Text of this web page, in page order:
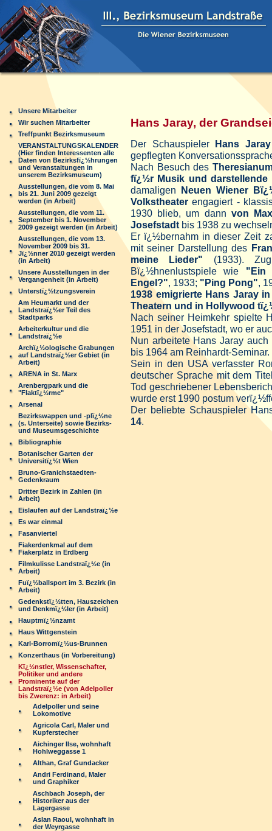
Unsere Mitarbeiter
Wir suchen Mitarbeiter
Treffpunkt Bezirksmuseum
VERANSTALTUNGSKALENDER
(Hier finden Interessenten alle
Daten von Bezirksfï¿½hrungen
und Veranstaltungen in
unserem Bezirksmuseum)
Ausstellungen, die vom 8. Mai
bis 21. Juni 2009 gezeigt
werden (in Arbeit)
Ausstellungen, die vom 11.
September bis 1. November
2009 gezeigt werden (in Arbeit)
Ausstellungen, die vom 13.
November 2009 bis 31.
Jï¿½nner 2010 gezeigt werden
(in Arbeit)
Unsere Ausstellungen in der
Vergangenheit (in Arbeit)
Unterstï¿½tzungsverein
Am Heumarkt und der
Landstraï¿½er Teil des
Stadtparks
Arbeiterkultur und die
Landstraï¿½e
Archï¿½ologische Grabungen
auf Landstraï¿½er Gebiet (in
Arbeit)
ARENA in St. Marx
Arenbergpark und die
"Flaktï¿½rme"
Arsenal
Bezirkswappen und -plï¿½ne
(s. Unterseite) sowie Bezirks-
und Museumsgeschichte
Bibliographie
Botanischer Garten der
Universitï¿½t Wien
Bruno-Granichstaedten-
Gedenkraum
Dritter Bezirk in Zahlen (in
Arbeit)
Eislaufen auf der Landstraï¿½e
Es war einmal
Fasanviertel
Fiakerdenkmal auf dem
Fiakerplatz in Erdberg
Filmkulisse Landstraï¿½e (in
Arbeit)
Fuï¿½ballsport im 3. Bezirk (in
Arbeit)
Gedenkstï¿½tten, Hauszeichen
und Denkmï¿½ler (in Arbeit)
Hauptmï¿½nzamt
Haus Wittgenstein
Karl-Borromï¿½us-Brunnen
Konzerthaus (in Vorbereitung)
Kï¿½nstler, Wissenschafter,
Politiker und andere
Prominente auf der
Landstraï¿½e (von Adelpoller
bis Zwerenz: in Arbeit)
Adelpoller und seine
Lokomotive
Agricola Carl, Maler und
Kupferstecher
Aichinger Ilse, wohnhaft
Hohlweggasse 1
Althan, Graf Gundacker
Andri Ferdinand, Maler
und Graphiker
Aschbach Joseph, der
Historiker aus der
Lagergasse
Aslan Raoul, wohnhaft in
der Weyrgasse
Hans Jaray, der
Der Schauspieler Hans Jaray
gepflegten
Nach Besuch des
fï¿½r Musik und darstellende
damaligen Neuen Wiener
Volkstheater engagiert -
1930 blieb, um dann von
Josefstadt bis 1938 zu
Er ï¿½bernahm in dieser Zeit
mit seiner Darstellung des
meine Lieder" (1933).
Bï¿½hnenlustspiele wie "Ein
Engel?", 1933; "Ping Pong",
1938 emigrierte Hans Jaray
Theatern und in Hollywood
Nach seiner Heimkehr spielte
1951 in der Josefstadt, wo er
Nun arbeitete Hans Jaray
bis 1964 am Reinhardt-Seminar.
Sein in den USA verfasster
deutscher Sprache mit dem
Tod geschriebener
wurde erst 1990 postum
Der beliebte Schauspieler
14.